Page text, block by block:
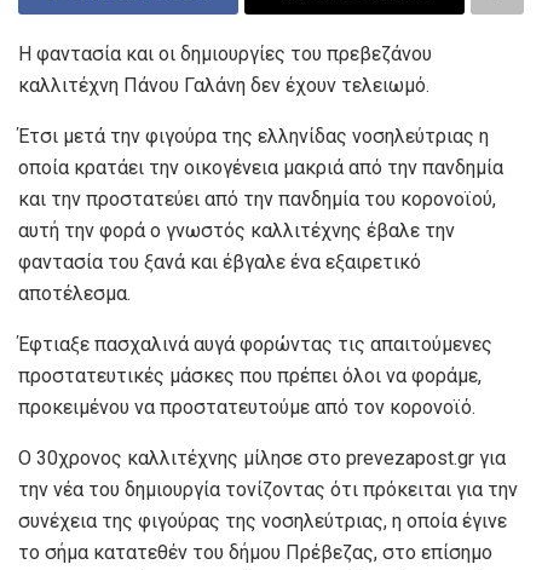
Η φαντασία και οι δημιουργίες του πρεβεζάνου
καλλιτέχνη Πάνου Γαλάνη δεν έχουν τελειωμό.
Έτσι μετά την φιγούρα της ελληνίδας νοσηλεύτριας η
οποία κρατάει την οικογένεια μακριά από την πανδημία
και την προστατεύει από την πανδημία του κορονοϊού,
αυτή την φορά ο γνωστός καλλιτέχνης έβαλε την
φαντασία του ξανά και έβγαλε ένα εξαιρετικό
αποτέλεσμα.
Έφτιαξε πασχαλινά αυγά φορώντας τις απαιτούμενες
προστατευτικές μάσκες που πρέπει όλοι να φοράμε,
προκειμένου να προστατευτούμε από τον κορονοϊό.
Ο 30χρονος καλλιτέχνης μίλησε στο prevezapost.gr για
την νέα του δημιουργία τονίζοντας ότι πρόκειται για την
συνέχεια της φιγούρας της νοσηλεύτριας, η οποία έγινε
το σήμα κατατεθέν του δήμου Πρέβεζας, στο επίσημο